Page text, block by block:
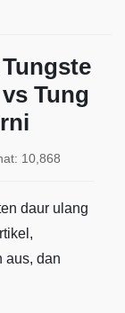
Tung
10,868
daur ulang
aus, dan